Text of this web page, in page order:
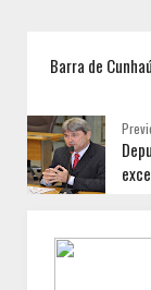
Barra de